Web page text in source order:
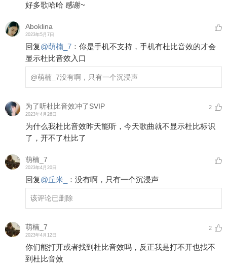
好多歌哈哈 感谢~
Aboklina
2023年5月7日
回复@萌楠_7 ： 你是手机不支持，手机有杜比音效的才会
显示杜比音效入口
@萌楠_7没有啊，只有一个沉浸声
为了听杜比音效冲了SVIP
2023年4月26日
2
为什么我杜比音效昨天能听，今天歌曲就不显示杜比标识
了，开不了杜比了
萌楠_7
2023年4月20日
回复@丘米_ ： 没有啊，只有一个沉浸声
该评论已删除
萌楠_7
2023年4月12日
2
你们能打开或者找到杜比音效吗，反正我是打不开也找不
到杜比音效